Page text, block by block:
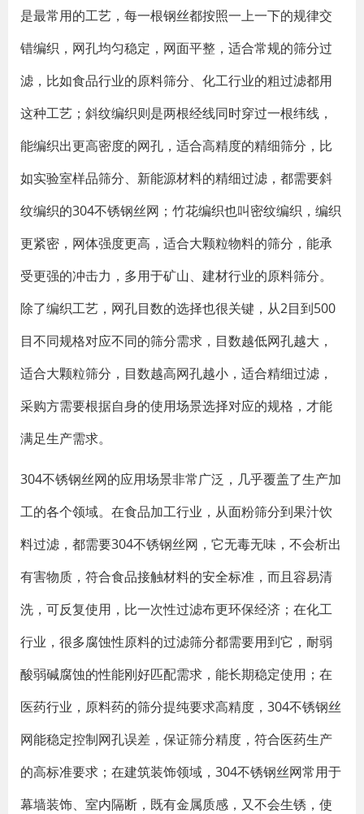
是最常用的工艺，每一根钢丝都按照一上一下的规律交
错编织，网孔均匀稳定，网面平整，适合常规的筛分过
滤，比如食品行业的原料筛分、化工行业的粗过滤都用
这种工艺；斜纹编织则是两根经线同时穿过一根纬线，
能编织出更高密度的网孔，适合高精度的精细筛分，比
如实验室样品筛分、新能源材料的精细过滤，都需要斜
纹编织的304不锈钢丝网；竹花编织也叫密纹编织，编织
更紧密，网体强度更高，适合大颗粒物料的筛分，能承
受更强的冲击力，多用于矿山、建材行业的原料筛分。
除了编织工艺，网孔目数的选择也很关键，从2目到500
目不同规格对应不同的筛分需求，目数越低网孔越大，
适合大颗粒筛分，目数越高网孔越小，适合精细过滤，
采购方需要根据自身的使用场景选择对应的规格，才能
满足生产需求。
304不锈钢丝网的应用场景非常广泛，几乎覆盖了生产加
工的各个领域。在食品加工行业，从面粉筛分到果汁饮
料过滤，都需要304不锈钢丝网，它无毒无味，不会析出
有害物质，符合食品接触材料的安全标准，而且容易清
洗，可反复使用，比一次性过滤布更环保经济；在化工
行业，很多腐蚀性原料的过滤筛分都需要用到它，耐弱
酸弱碱腐蚀的性能刚好匹配需求，能长期稳定使用；在
医药行业，原料药的筛分提纯要求高精度，304不锈钢丝
网能稳定控制网孔误差，保证筛分精度，符合医药生产
的高标准要求；在建筑装饰领域，304不锈钢丝网常用于
幕墙装饰、室内隔断，既有金属质感，又不会生锈，使